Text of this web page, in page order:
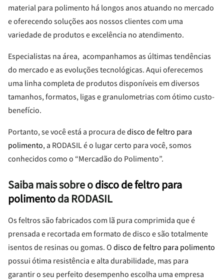
material para polimento há longos anos atuando no mercado
e oferecendo soluções aos nossos clientes com uma
variedade de produtos e excelência no atendimento.
Especialistas na área, acompanhamos as últimas tendências
do mercado e as evoluções tecnológicas. Aqui oferecemos
uma linha completa de produtos disponíveis em diversos
tamanhos, formatos, ligas e granulometrias com ótimo custo-
benefício.
Portanto, se você está a procura dedisco de feltro para
polimento, a RODASIL é o lugar certo para você, somos
conhecidos como o “Mercadão do Polimento”.
Saiba mais sobre odisco de feltro para
polimentoda RODASIL
Os feltros são fabricados com lã pura comprimida que é
prensada e recortada em formato de disco e são totalmente
isentos de resinas ou gomas. O disco de feltro para polimento
possui ótima resistência e alta durabilidade, mas para
garantir o seu perfeito desempenho escolha uma empresa